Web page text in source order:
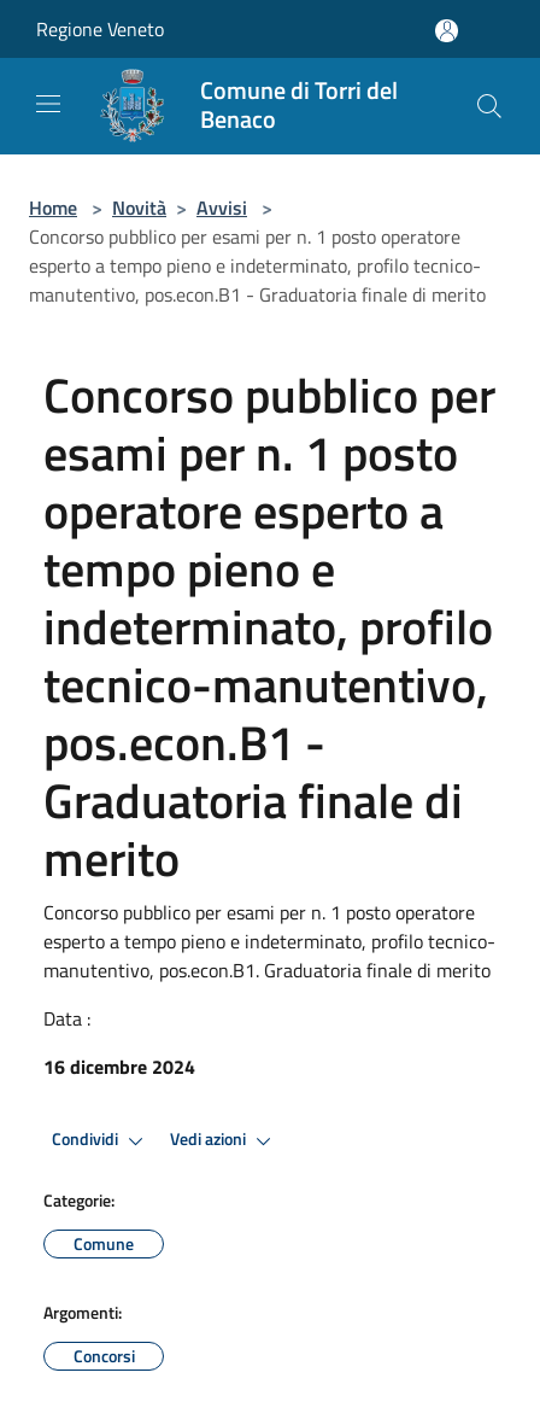
Regione Veneto
Comune di Torri del
Benaco
Home > Novità > Avvisi >
Concorso pubblico per esami per n. 1 posto operatore
esperto a tempo pieno e indeterminato, profilo tecnico-
manutentivo, pos.econ.B1 - Graduatoria finale di merito
Concorso pubblico per
esami per n. 1 posto
operatore esperto a
tempo pieno e
indeterminato, profilo
tecnico-manutentivo,
pos.econ.B1 -
Graduatoria finale di
merito
Concorso pubblico per esami per n. 1 posto operatore
esperto a tempo pieno e indeterminato, profilo tecnico-
manutentivo, pos.econ.B1. Graduatoria finale di merito
Data :
16 dicembre 2024
Condividi Vedi azioni
Categorie:
Comune
Argomenti:
Concorsi